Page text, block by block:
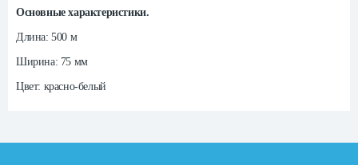
Основные характеристики.
Длина: 500 м
Ширина: 75 мм
Цвет: красно-белый